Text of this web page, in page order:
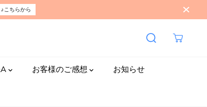
こちらから
お客様のご感想 お知らせ